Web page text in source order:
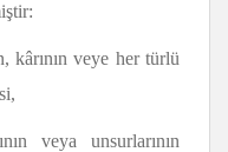
kârının veye her türlü
veya unsurlarının